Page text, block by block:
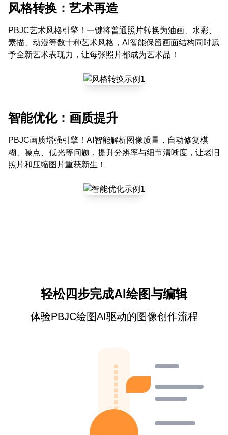
风格转换：艺术再造
PBJC艺术风格引擎！一键将普通照片转换为油画、水彩、
素描、动漫等数十种艺术风格，AI智能保留画面结构同时赋
予全新艺术表现力，让每张照片都成为艺术品！
智能优化：画质提升
PBJC画质增强引擎！AI智能解析图像质量，自动修复模
糊、噪点、低光等问题，提升分辨率与细节清晰度，让老旧
照片和压缩图片重获新生！
轻松四步完成AI绘图与编辑
体验PBJC绘图AI驱动的图像创作流程